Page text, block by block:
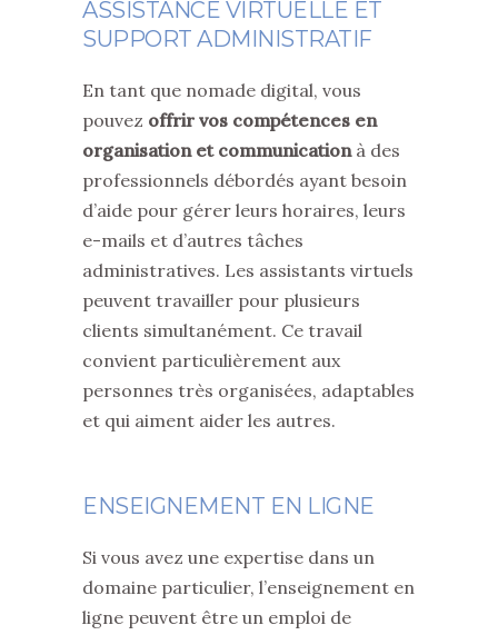
ASSISTANCE VIRTUELLE ET
SUPPORT ADMINISTRATIF
En tant que nomade digital, vous
pouvez offrir vos compétences en
organisation et communicationà des
professionnels débordés ayant besoin
d’aide pour gérer leurs horaires, leurs
e-mails et d’autres tâches
administratives. Les assistants virtuels
peuvent travailler pour plusieurs
clients simultanément. Ce travail
convient particulièrement aux
personnes très organisées, adaptables
et qui aiment aider les autres.
ENSEIGNEMENT EN LIGNE
Si vous avez une expertise dans un
domaine particulier, l’enseignement en
ligne peuvent être un emploi de